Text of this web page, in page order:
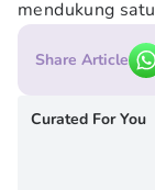
mendukung
Share Article
Curated For You